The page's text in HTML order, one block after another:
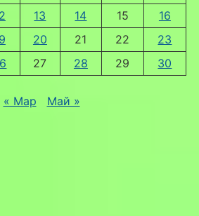
13 14 15
16
20 21 22
23
27 28 29 30
« Мар Май »